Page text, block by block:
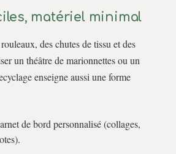
matériel minimal
des chutes de tissu et des
un théâtre de marionnettes ou un
enseigne aussi une forme
de bord personnalisé (collages,